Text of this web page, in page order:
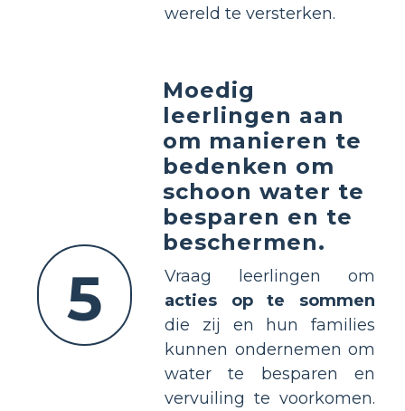
wereld te versterken.
5
Moedig
leerlingen aan
om manieren te
bedenken om
schoon water te
besparen en te
beschermen.
Vraag leerlingen om
acties op te sommen
die zij en hun families
kunnen ondernemen om
water te besparen en
vervuiling te voorkomen.